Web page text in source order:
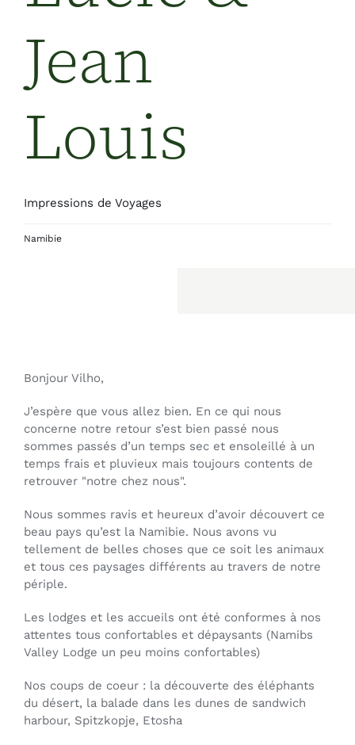
Jean
Louis
Impressions de Voyages
Namibie
Bonjour Vilho,
J’espère que vous allez bien. En ce qui nous
concerne notre retour s’est bien passé nous
sommes passés d’un temps sec et ensoleillé à un
temps frais et pluvieux mais toujours contents de
retrouver "notre chez nous".
Nous sommes ravis et heureux d’avoir découvert ce
beau pays qu’est la Namibie. Nous avons vu
tellement de belles choses que ce soit les animaux
et tous ces paysages différents au travers de notre
périple.
Les lodges et les accueils ont été conformes à nos
attentes tous confortables et dépaysants (Namibs
Valley Lodge un peu moins confortables)
Nos coups de coeur : la découverte des éléphants
du désert, la balade dans les dunes de sandwich
harbour, Spitzkopje, Etosha